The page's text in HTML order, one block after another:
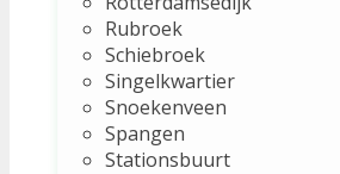
Rubroek
Schiebroek
Singelkwartier
Snoekenveen
Spangen
Stationsbuurt